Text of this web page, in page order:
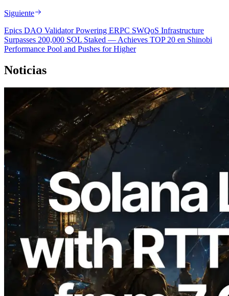
Siguiente
Epics DAO Validator Powering ERPC SWQoS Infrastructure
Surpasses 200,000 SOL Staked — Achieves TOP 20 en Shinobi
Performance Pool and Pushes for Higher
Noticias
2026.08.05
ERPC amplía la Leader Slot API de
Solana con medición de ping desde 7
regiones globales — También se lanza la
Validators Information API
Leer este artículo